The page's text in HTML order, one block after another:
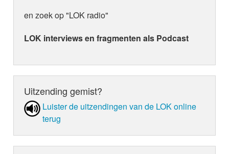
en zoek op "LOK radio"
LOK interviews en fragmenten als Podcast
Uitzending gemist?
Luister de uit­zen­din­gen van de LOK online
terug